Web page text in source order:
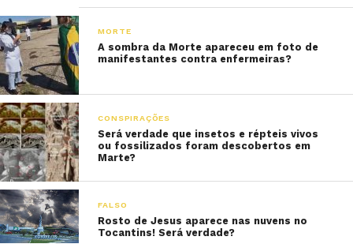
MORTE
A sombra da Morte apareceu em foto de
manifestantes contra enfermeiras?
CONSPIRAÇÕES
Será verdade que insetos e répteis vivos
ou fossilizados foram descobertos em
Marte?
FALSO
Rosto de Jesus aparece nas nuvens no
Tocantins! Será verdade?